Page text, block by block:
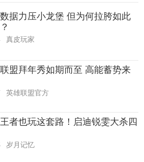
据力压小龙堡 但为何拉胯如此
真皮玩家
盟拜年秀如期而至 高能蓄势来
英雄联盟官方
者也玩这套路！启迪锐雯大杀四
岁月记忆